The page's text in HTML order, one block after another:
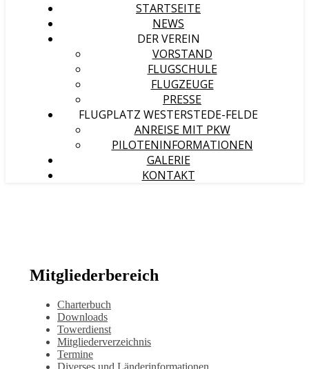
STARTSEITE
NEWS
DER VEREIN
VORSTAND
FLUGSCHULE
FLUGZEUGE
PRESSE
FLUGPLATZ WESTERSTEDE-FELDE
ANREISE MIT PKW
PILOTENINFORMATIONEN
GALERIE
KONTAKT
Mitgliederbereich
Charterbuch
Downloads
Towerdienst
Mitgliederverzeichnis
Termine
Diverses und Länderinformationen